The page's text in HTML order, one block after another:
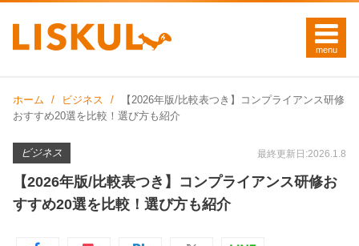
ホーム ビジネス
【2026年版/比較表つき】コンプライアンス研修
おすすめ20選を比較！選び方も紹介
ビジネス 最終更新日:2026.1.8
【2026年版/比較表つき】コンプライアンス研修お
すすめ20選を比較！選び方も紹介